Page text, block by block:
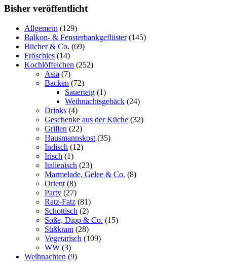
Bisher veröffentlicht
Allgemein (129)
Balkon- & Fensterbankgeflüster(145)
Bücher & Co. (69)
Fröschies (14)
Kochlöffelchen (252)
Asia (7)
Backen (72)
Sauerteig (1)
Weihnachtsgebäck (24)
Drinks (4)
Geschenke aus der Küche (32)
Grillen (22)
Hausmannskost (35)
Indisch (12)
Irisch (1)
Italienisch (23)
Marmelade, Gelee & Co. (8)
Orient (8)
Party (27)
Ratz-Fatz (81)
Schottisch (2)
Soße, Dipp & Co. (15)
Süßkram (28)
Vegetarisch (109)
WW (3)
Weihnachten (9)